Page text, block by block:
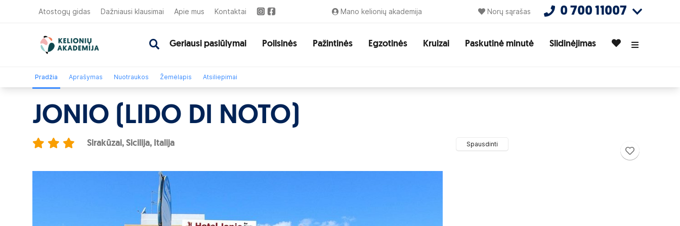
Atostogų gidas Dažniausi klausimai Apie mus Kontaktai Mano kelionių akademija Norų sąrašas 0 700 11007
Geriausi pasiūlymai Poilsinės Pažintinės Egzotinės Kruizai Paskutinė minutė Slidinėjimas
Pradžia Aprašymas Nuotraukos Žemėlapis Atsiliepimai
JONIO (LIDO DI NOTO)
Spausdinti
Sirakūzai, Sicilija, Italija